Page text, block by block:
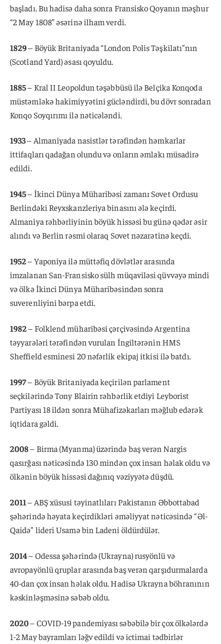
başladı. Bu hadisə daha sonra Fransisko Qoyanın məşhur
“2 May 1808” əsərinə ilham verdi.
1829– Böyük Britaniyada “London Polis Təşkilatı”nın
(Scotland Yard) əsası qoyuldu.
1885– Kral II Leopoldun təşəbbüsü ilə Belçika Konqoda
müstəmləkə hakimiyyətini gücləndirdi, bu dövr sonradan
Konqo Soyqırımı ilə nəticələndi.
1933– Almaniyada nasistlər tərəfindən həmkarlar
ittifaqları qadağan olundu və onların əmlakı müsadirə
edildi.
1945– İkinci Dünya Müharibəsi zamanı Sovet Ordusu
Berlindəki Reyxskanzleriya binasını ələ keçirdi.
Almaniya rəhbərliyinin böyük hissəsi bu günə qədər əsir
alındı və Berlin rəsmi olaraq Sovet nəzarətinə keçdi.
1952– Yaponiya ilə müttəfiq dövlətlər arasında
imzalanan San-Fransisko sülh müqaviləsi qüvvəyə mindi
və ölkə İkinci Dünya Müharibəsindən sonra
suverenliyini bərpa etdi.
1982– Folklend müharibəsi çərçivəsində Argentina
təyyarələri tərəfindən vurulan İngiltərənin HMS
Sheffield esminesi 20 nəfərlik ekipaj itkisi ilə batdı.
1997– Böyük Britaniyada keçirilən parlament
seçkilərində Tony Blairin rəhbərlik etdiyi Leyborist
Partiyası 18 ildən sonra Mühafizəkarları məğlub edərək
iqtidara gəldi.
2008– Birma (Myanma) üzərində baş verən Nargis
qasırğası nəticəsində 130 mindən çox insan həlak oldu və
ölkənin böyük hissəsi dağınıq vəziyyətə düşdü.
2011– ABŞ xüsusi təyinatlıları Pakistanın Əbbottabad
şəhərində həyata keçirdikləri əməliyyat nəticəsində “Əl-
Qaidə” lideri Usamə bin Ladeni öldürdülər.
2014– Odessa şəhərində (Ukrayna) rusyönlü və
avropayönlü qruplar arasında baş verən qarşıdurmalarda
40-dan çox insan həlak oldu. Hadisə Ukrayna böhranının
kəskinləşməsinə səbəb oldu.
2020– COVID-19 pandemiyası səbəbilə bir çox ölkələrdə
1-2 May bayramları ləğv edildi və ictimai tədbirlər